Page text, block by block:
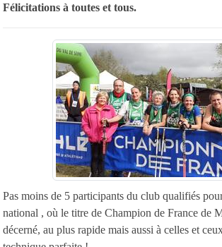
Félicitations à toutes et tous.
Pas moins de 5 participants du club qualifiés
national , où le titre de Champion de France de
décerné, au plus rapide mais aussi à celles et